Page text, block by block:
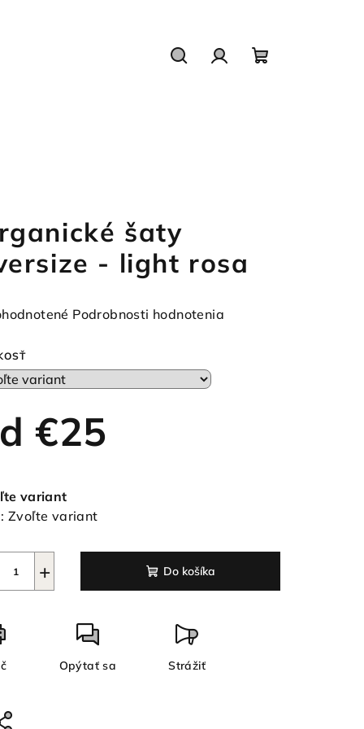
šaty
- light rosa
Podrobnosti hodnotenia
€25
variant
Zvoľte variant
+ Do košíka
Opýtať sa Strážiť